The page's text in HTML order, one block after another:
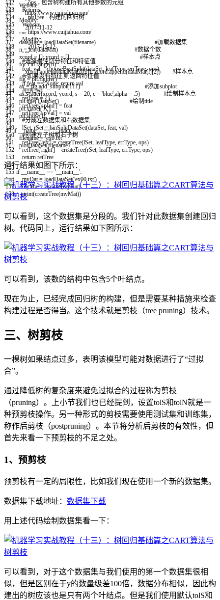
132
133
134
135
136
137
138
139
140
141
142
143
144
145
146
147
148
149
150
151
152
153
154
155
156
157
158
ops - 包含树构建所有其他参数的元组
Returns:
retTree - 构建的回归树
Website:
https://www.cuijiahua.com/
Modify:
2017-12-12
"""
#选择最佳切分特征和特征值
feat, val = chooseBestSplit(dataSet leafType, errType, ops)
#r如果没有特征,则返回特征值
if feat == None: return val
#回归树
retTree = {}
retTree['spInd'] = feat
retTree['spVal'] = val
#分成左数据集和右数据集
lSet rSet = binSplitDataSet(dataSet feat val)
#创建左子树和右子树
retTree['left'] = createTree(lSet leafType errType ops)
retTree['right'] = createTree(rSet leafType errType ops)
return retTree
if __name__ == '__main__':
myDat = loadDataSet('ex00.txt')
myMat = np.mat(myDat)
print(createTree(myMat))
32
33
34
35
36
37
38
39
40
41
42
43
44
45
46
47
48
49
50
51
Website:
https://www.cuijiahua.com/
Modify:
2017-11-12
"""
dataMat = loadDataSet(filename)
#加载数据集
n = len(dataMat)
#数据个数
xcord = []; ycord = []
#样本点
for i in range(n):
xcord.append(dataMat[i][1]); ycord.append(dataMat[i][2])
#样本点
fig = plt.figure()
ax = fig.add_subplot(111)
#添加subplot
ax.scatter(xcord, ycord, s = 20, c = 'blue',alpha = .5)
#绘制样本点
plt.title('DataSet')
#绘制title
plt.xlabel('X')
plt.show()
if __name__ == '__main__':
filename = 'ex0.txt'
plotDataSet(filename)
运行结果如图下所示：
可以看到，这个数据集是分段的。我们针对此数据集创建回归
树。代码同上，运行结果如下图所示：
可以看到，该数的结构中包含5个叶结点。
现在为止，已经完成回归树的构建，但是需要某种措施来检查
构建过程是否得当。这个技术就是剪枝（tree pruning）技术。
三、树剪枝
一棵树如果结点过多，表明该模型可能对数据进行了“过拟
合”。
通过降低树的复杂度来避免过拟合的过程称为剪枝
（pruning）。上小节我们也已经提到，设置tolS和tolN就是一
种预剪枝操作。另一种形式的剪枝需要使用测试集和训练集，
称作后剪枝（postpruning）。本节将分析后剪枝的有效性，但
首先来看一下预剪枝的不足之处。
1、预剪枝
预剪枝有一定的局限性，比如我们现在使用一个新的数据集。
数据集下载地址： 数据集下载
用上述代码绘制数据集看一下：
可以看到，对于这个数据集与我们使用的第一个数据集很相
似，但是区别在于y的数量级差100倍，数据分布相似，因此构
建出的树应该也是只有两个叶结点。但是我们使用默认tolS和